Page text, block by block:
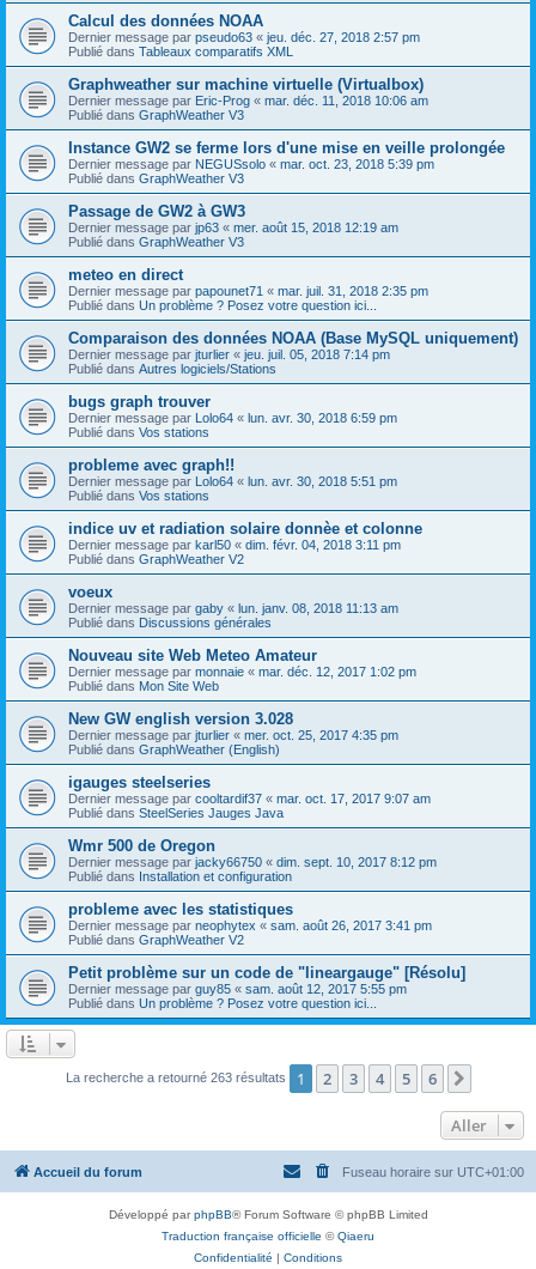
Calcul des données NOAA
Dernier message par pseudo63 « jeu. déc. 27, 2018 2:57 pm
Publié dans Tableaux comparatifs XML
Graphweather sur machine virtuelle (Virtualbox)
Dernier message par Eric-Prog « mar. déc. 11, 2018 10:06 am
Publié dans GraphWeather V3
Instance GW2 se ferme lors d'une mise en veille prolongée
Dernier message par NEGUSsolo « mar. oct. 23, 2018 5:39 pm
Publié dans GraphWeather V3
Passage de GW2 à GW3
Dernier message par jp63 « mer. août 15, 2018 12:19 am
Publié dans GraphWeather V3
meteo en direct
Dernier message par papounet71 « mar. juil. 31, 2018 2:35 pm
Publié dans Un problème ? Posez votre question ici...
Comparaison des données NOAA (Base MySQL uniquement)
Dernier message par jturlier « jeu. juil. 05, 2018 7:14 pm
Publié dans Autres logiciels/Stations
bugs graph trouver
Dernier message par Lolo64 « lun. avr. 30, 2018 6:59 pm
Publié dans Vos stations
probleme avec graph!!
Dernier message par Lolo64 « lun. avr. 30, 2018 5:51 pm
Publié dans Vos stations
indice uv et radiation solaire donnèe et colonne
Dernier message par karl50 « dim. févr. 04, 2018 3:11 pm
Publié dans GraphWeather V2
voeux
Dernier message par gaby « lun. janv. 08, 2018 11:13 am
Publié dans Discussions générales
Nouveau site Web Meteo Amateur
Dernier message par monnaie « mar. déc. 12, 2017 1:02 pm
Publié dans Mon Site Web
New GW english version 3.028
Dernier message par jturlier « mer. oct. 25, 2017 4:35 pm
Publié dans GraphWeather (English)
igauges steelseries
Dernier message par cooltardif37 « mar. oct. 17, 2017 9:07 am
Publié dans SteelSeries Jauges Java
Wmr 500 de Oregon
Dernier message par jacky66750 « dim. sept. 10, 2017 8:12 pm
Publié dans Installation et configuration
probleme avec les statistiques
Dernier message par neophytex « sam. août 26, 2017 3:41 pm
Publié dans GraphWeather V2
Petit problème sur un code de "lineargauge" [Résolu]
Dernier message par guy85 « sam. août 12, 2017 5:55 pm
Publié dans Un problème ? Posez votre question ici...
La recherche a retourné 263 résultats 1 2 3 4 5 6
Aller
Accueil du forum Fuseau horaire sur UTC+01:00
Développé parphpBB® Forum Software © phpBB Limited
Traduction française officielle ©Qiaeru
Confidentialité | Conditions